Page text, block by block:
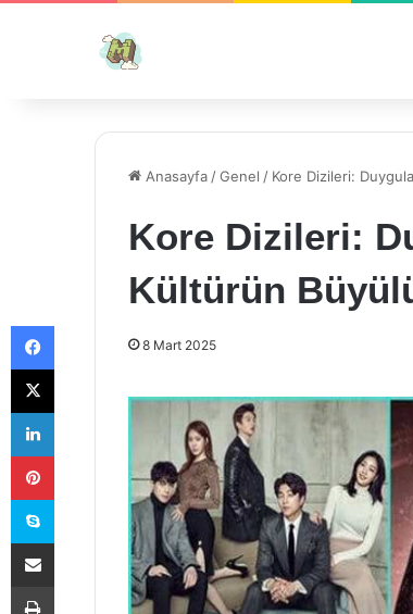
Anasayfa /Genel / Kore Dizileri:
Kore Dizileri:
Kültürün
8 Mart 2025
Facebook
X
LinkedIn
Pinterest
Skype
E-Posta ile paylaş